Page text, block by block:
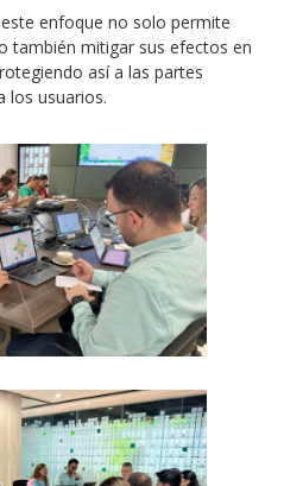
enfoque no solo permite
también mitigar sus efectos en
así a las partes
los usuarios.